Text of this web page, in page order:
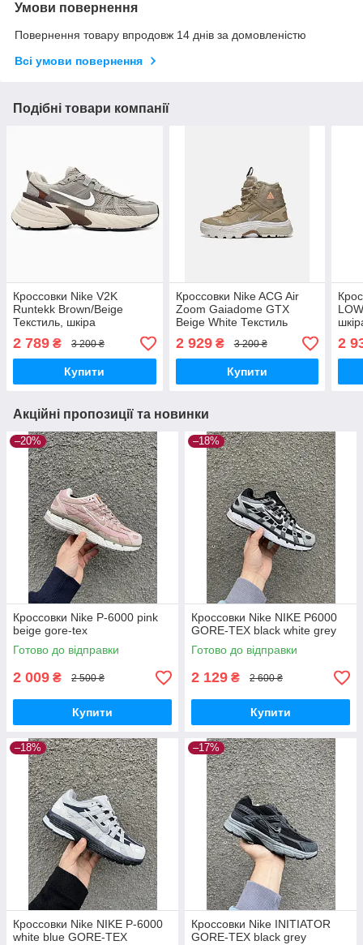
Умови повернення
Повернення товару впродовж 14 днів за домовленістю
Всі умови повернення
Подібні товари компанії
Кроссовки Nike V2K
Runtekk Brown/Beige
Текстиль, шкіра
2 789 ₴ 3 200 ₴
Купити
Кроссовки Nike ACG Air
Zoom Gaiadome GTX
Beige White Текстиль
2 929₴ 3 200 ₴
Купити
2
Акційні пропозиції та новинки
–20%
Кроссовки Nike P-6000 pink
beige gore-tex
Готово до відправки
2 009 ₴ 2 500 ₴
Купити
–18%
Кроссовки Nike NIKE P6000
GORE-TEX black white grey
Готово до відправки
2 129 ₴ 2 600 ₴
Купити
–18%
Кроссовки Nike NIKE P-6000
white blue GORE-TEX
–17%
Кроссовки Nike INITIATOR
GORE-TEX black grey